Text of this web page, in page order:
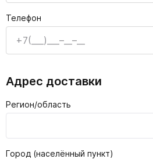
Телефон
Адрес доставки
Регион/область
Город (населённый пункт)